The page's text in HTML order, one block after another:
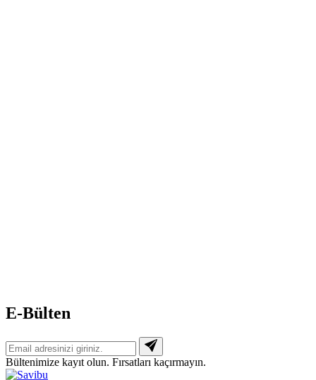
E-Bülten
Bültenimize kayıt olun. Fırsatları kaçırmayın.